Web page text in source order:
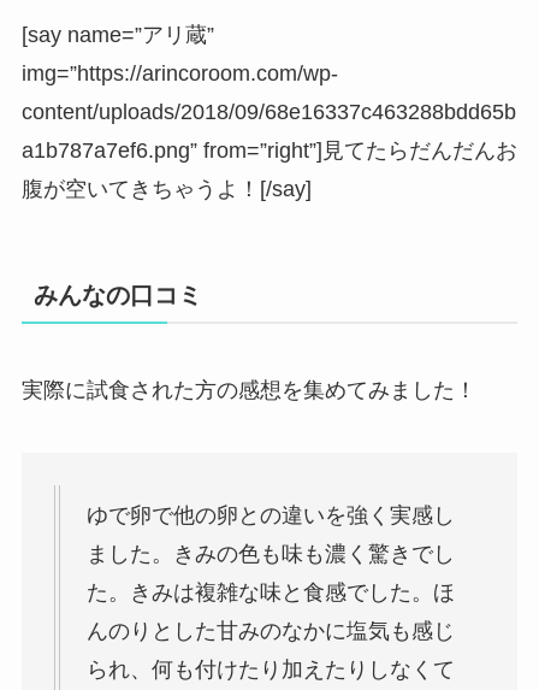
[say name=”アリ蔵”
img=”https://arincoroom.com/wp-
content/uploads/2018/09/68e16337c463288bdd65b
a1b787a7ef6.png” from=”right”]見てたらだんだんお
腹が空いてきちゃうよ！[/say]
みんなの口コミ
実際に試食された方の感想を集めてみました！
ゆで卵で他の卵との違いを強く実感し
ました。きみの色も味も濃く驚きでし
た。きみは複雑な味と食感でした。ほ
んのりとした甘みのなかに塩気も感じ
られ、何も付けたり加えたりしなくて